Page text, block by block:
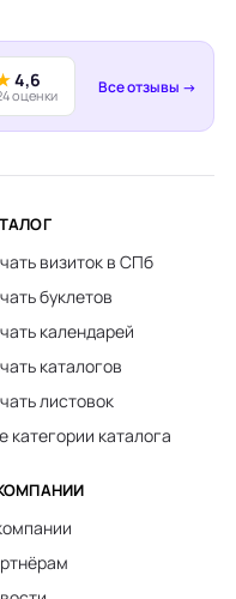
4,6
оценки Все отзывы →
визиток в СПб
буклетов
календарей
каталогов
листовок
категории каталога